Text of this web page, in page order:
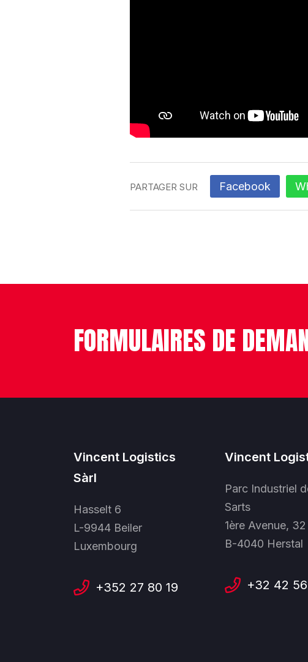
PARTAGER SUR Facebook
FORMULAIRES DE
Vincent Logistics
Sàrl
Hasselt 6
L-9944 Beiler
Luxembourg
+352 27 80 19
Vincent
Parc Industriel
Sarts
1ère Avenue, 32
B-4040 Herstal
+32 42